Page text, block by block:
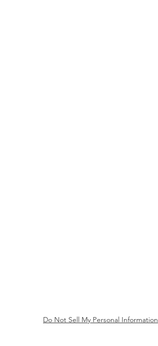
Do Not Sell My Personal Information